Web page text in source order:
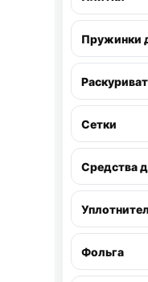
Пружинки
Сетки
Средства
Фольга